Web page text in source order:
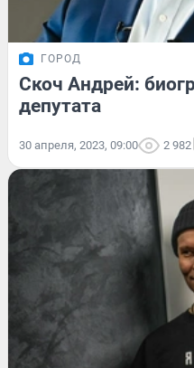
ГОРОД
Скоч Андрей:
депутата
30 апреля, 2023, 09:00 2 982